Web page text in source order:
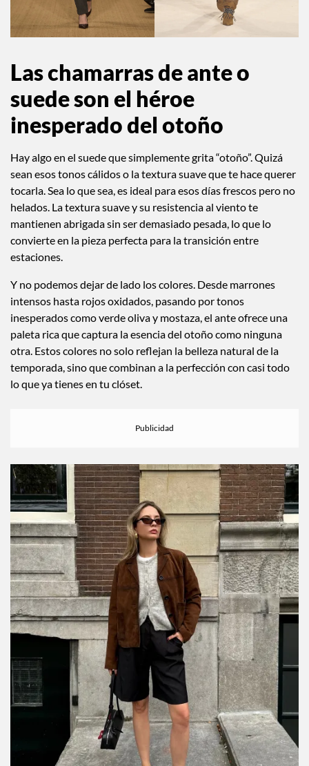
Las chamarras de ante o
suede son el héroe
inesperado del otoño
Hay algo en el suede que simplemente grita “otoño”. Quizá
sean esos tonos cálidos o la textura suave que te hace querer
tocarla. Sea lo que sea, es ideal para esos días frescos pero no
helados. La textura suave y su resistencia al viento te
mantienen abrigada sin ser demasiado pesada, lo que lo
convierte en la pieza perfecta para la transición entre
Y no podemos dejar de lado los colores. Desde marrones
intensos hasta rojos oxidados, pasando por tonos
inesperados como verde oliva y mostaza, el ante ofrece una
paleta rica que captura la esencia del otoño como ninguna
otra. Estos colores no solo reflejan la belleza natural de la
temporada, sino que combinan a la perfección con casi todo